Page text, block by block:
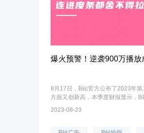
爆火预警！逆袭900万播
8月17日，B站官方公布了2023年
方面又创新高，本季度财报显示，
比增长15%。用户日均使用时长94
2023-08-23